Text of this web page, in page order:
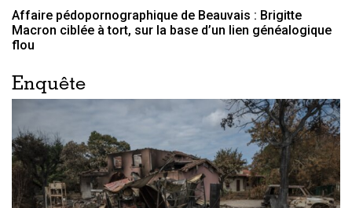
Affaire pédopornographique de Beauvais : Brigitte
Macron ciblée à tort, sur la base d’un lien généalogique
flou
Enquête